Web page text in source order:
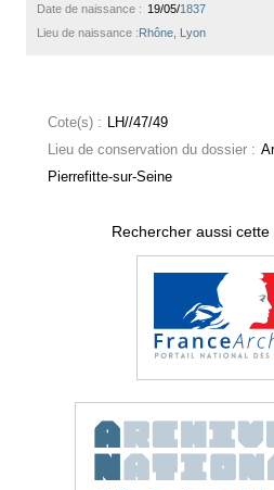
Date de naissance : 19/05/1837
Lieu de naissance :Rhône, Lyon
Cote(s) : LH//47/49
Lieu de conservation du dossier :
Pierrefitte-sur-Seine
Rechercher aussi